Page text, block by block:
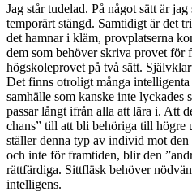
Jag står tudelad. På något sätt är
temporärt stängd. Samtidigt är det
det hamnar i kläm, provplatserna
dem som behöver skriva provet för
högskoleprovet på två sätt.
Det finns otroligt många
samhälle som kanske inte lyckades
passar långt ifrån alla att lära i. Att
chans” till att bli behöriga till högre
ställer denna typ av individ mot
och inte för framtiden, blir den
rättfärdiga. Sittfläsk behöver
intelligens.